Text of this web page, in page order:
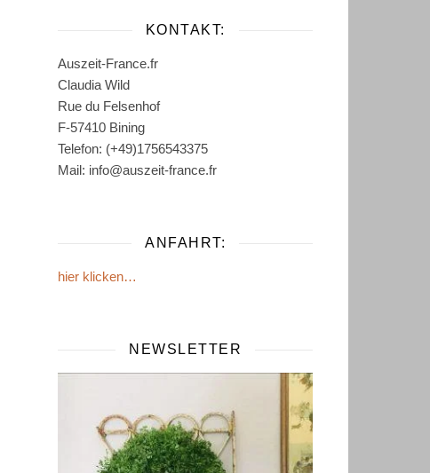
KONTAKT:
Auszeit-France.fr
Claudia Wild
Rue du Felsenhof
F-57410 Bining
Telefon: (+49)1756543375
Mail: info@auszeit-france.fr
ANFAHRT:
hier klicken…
NEWSLETTER